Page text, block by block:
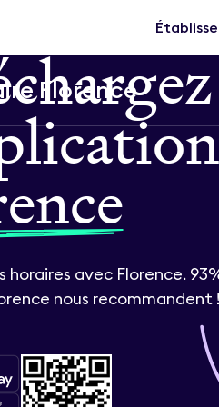
Florence
chargez
licatio
ence
horaires avec Florence.
nous recommandent !